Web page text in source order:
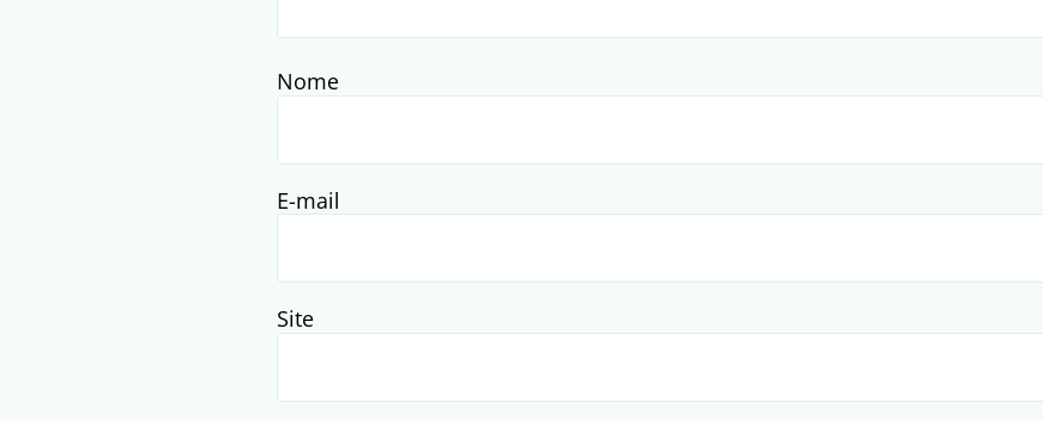
Nome
E-mail
Site